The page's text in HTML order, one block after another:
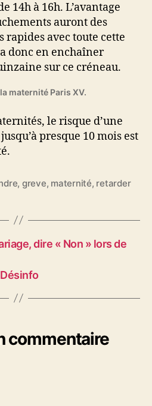
14h à 16h. L’avantage
auront des
rapides avec toute cette
donc en enchaîner
sur ce créneau.
maternité Paris XV.
le risque d’une
presque 10 mois est
, greve, maternité, retarder
dire « Non » lors de
commentaire